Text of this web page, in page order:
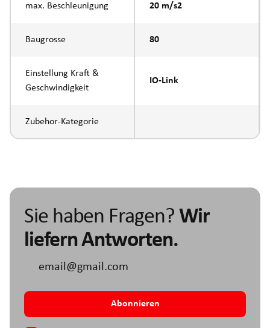
max. Beschleunigung 20 m/s2
Baugrosse 80
Einstellung Kraft &
Geschwindigkeit
IO-Link
Zubehor-Kategorie
Sie haben Fragen? Wir
liefern Antworten.